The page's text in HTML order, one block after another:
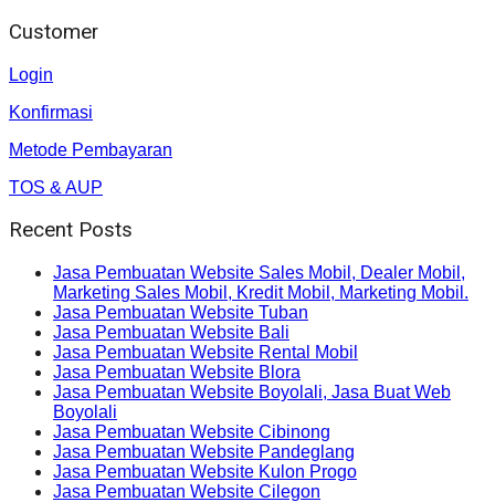
Customer
Login
Konfirmasi
Metode Pembayaran
TOS & AUP
Recent Posts
Jasa Pembuatan Website Sales Mobil, Dealer Mobil,
Marketing Sales Mobil, Kredit Mobil, Marketing Mobil.
Jasa Pembuatan Website Tuban
Jasa Pembuatan Website Bali
Jasa Pembuatan Website Rental Mobil
Jasa Pembuatan Website Blora
Jasa Pembuatan Website Boyolali, Jasa Buat Web
Boyolali
Jasa Pembuatan Website Cibinong
Jasa Pembuatan Website Pandeglang
Jasa Pembuatan Website Kulon Progo
Jasa Pembuatan Website Cilegon